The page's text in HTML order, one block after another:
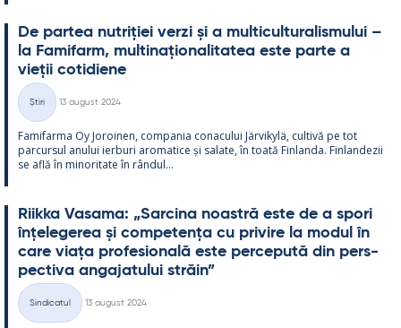
De par­tea nut­riției verzi și a mul­ticul­tu­ra­lis­mu­lui –
la Fa­mi­farm, mul­ti­națio­na­li­ta­tea este parte a
vieții co­ti­diene
Categorii
Știri
13 august 2024
Fa­mi­farma Oy Jo­roi­nen, com­pa­nia co­nacu­lui Jär­vi­kylä, cul­tivă pe tot
parcur­sul anu­lui ier­buri aro­ma­tice și sa­late, în toată Fin­landa. Fin­lan­dezii
se află în mi­no­ri­tate în rân­dul...
Riikka Va­sama: „Sarcina noa­stră este de a spori
înțe­le­ge­rea și com­pe­tența cu pri­vire la mo­dul în
care viața pro­fe­sio­nală este perce­pută din pers­
pec­tiva an­ga­ja­tu­lui străin”
Categorii
Sindicatul
13 august 2024